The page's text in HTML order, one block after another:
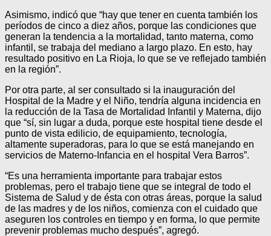
Asimismo, indicó que “hay que tener en cuenta también los
períodos de cinco a diez años, porque las condiciones que
generan la tendencia a la mortalidad, tanto materna, como
infantil, se trabaja del mediano a largo plazo. En esto, hay
resultado positivo en La Rioja, lo que se ve reflejado también
en la región”.
Por otra parte, al ser consultado si la inauguración del
Hospital de la Madre y el Niño, tendría alguna incidencia en
la reducción de la Tasa de Mortalidad Infantil y Materna, dijo
que “sí, sin lugar a duda, porque este hospital tiene desde el
punto de vista edilicio, de equipamiento, tecnología,
altamente superadoras, para lo que se está manejando en
servicios de Materno-Infancia en el hospital Vera Barros”.
“Es una herramienta importante para trabajar estos
problemas, pero el trabajo tiene que se integral de todo el
Sistema de Salud y de ésta con otras áreas, porque la salud
de las madres y de los niños, comienza con el cuidado que
aseguren los controles en tiempo y en forma, lo que permite
prevenir problemas mucho después”, agregó.